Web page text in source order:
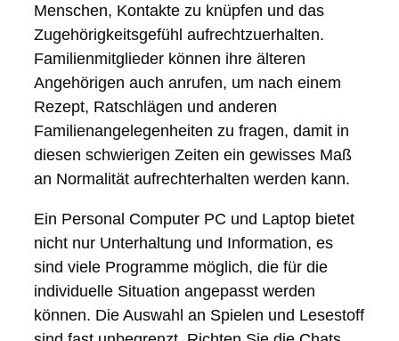
Menschen, Kontakte zu knüpfen und das
Zugehörigkeitsgefühl aufrechtzuerhalten.
Familienmitglieder können ihre älteren
Angehörigen auch anrufen, um nach einem
Rezept, Ratschlägen und anderen
Familienangelegenheiten zu fragen, damit in
diesen schwierigen Zeiten ein gewisses Maß
an Normalität aufrechterhalten werden kann.
Ein Personal Computer PC und Laptop bietet
nicht nur Unterhaltung und Information, es
sind viele Programme möglich, die für die
individuelle Situation angepasst werden
können. Die Auswahl an Spielen und Lesestoff